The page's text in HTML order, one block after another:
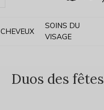
CHEVEUX
SOINS DU
VISAGE
Duos des fêtes